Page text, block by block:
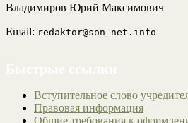
Владимиров Юрий Максимович
Email: redaktor@son-net.info
Вступительное слово
Правовая информация
Общие требования к